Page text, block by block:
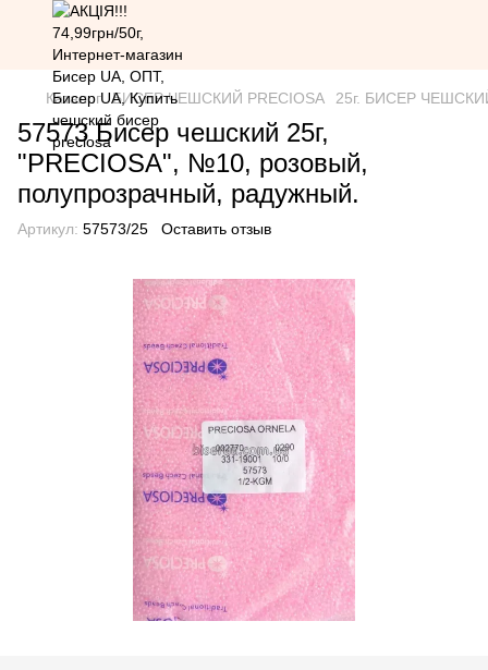
Каталог БИСЕР ЧЕШСКИЙ PRECIOSA 25г. БИСЕР ЧЕШСКИЙ
57573 Бисер чешский 25г,
"PRECIOSA", №10, розовый,
полупрозрачный, радужный.
Артикул: 57573/25 Оставить отзыв